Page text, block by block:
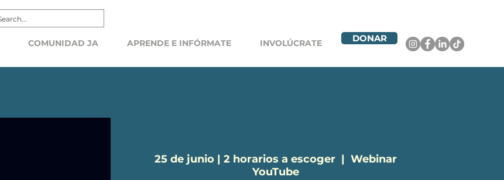
COMUNIDAD JA APRENDE E INFÓRMATE INVOLÚCRATE DONAR
25 de junio | 2 horarios a escoger
  |
Webinar
YouTube